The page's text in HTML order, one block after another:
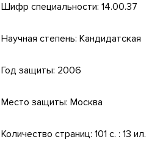
Шифр специальности: 14.00.37
Научная степень: Кандидатская
Год защиты: 2006
Место защиты: Москва
Количество страниц: 101 с. : 13 ил.